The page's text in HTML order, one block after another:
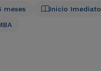
Início Imediato
meses